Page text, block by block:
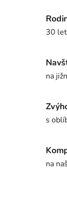
30
na
s
na